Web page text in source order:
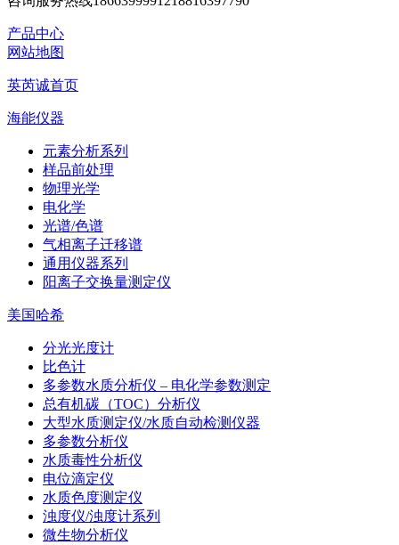
产品中心
网站地图
英芮诚首页
海能仪器
元素分析系列
样品前处理
物理光学
电化学
光谱/色谱
气相离子迁移谱
通用仪器系列
阳离子交换量测定仪
美国哈希
分光光度计
比色计
多参数水质分析仪 – 电化学参数测定
总有机碳（TOC）分析仪
大型水质测定仪/水质自动检测仪器
多参数分析仪
水质毒性分析仪
电位滴定仪
水质色度测定仪
浊度仪/浊度计系列
微生物分析仪